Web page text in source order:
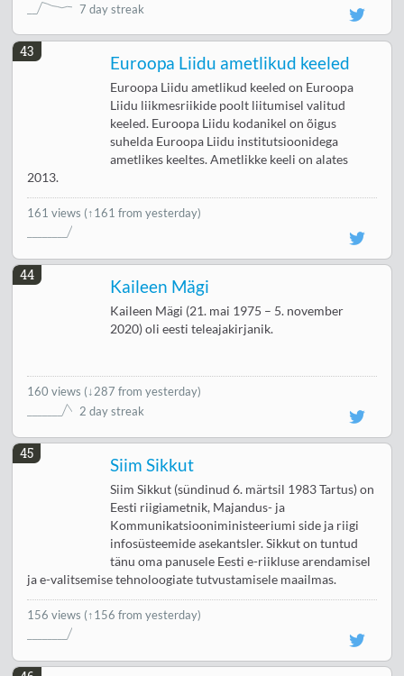
7 day streak
43
Euroopa Liidu ametlikud keeled
Euroopa Liidu ametlikud keeled on Euroopa
Liidu liikmesriikide poolt liitumisel valitud
keeled. Euroopa Liidu kodanikel on õigus
suhelda Euroopa Liidu institutsioonidega
ametlikes keeltes. Ametlikke keeli on alates
2013.
161 views (↑161 from yesterday)
44
Kaileen Mägi
Kaileen Mägi (21. mai 1975 – 5. november
2020) oli eesti teleajakirjanik.
160 views (↓287 from yesterday)
2 day streak
45
Siim Sikkut
Siim Sikkut (sündinud 6. märtsil 1983 Tartus) on
Eesti riigiametnik, Majandus- ja
Kommunikatsiooniministeeriumi side ja riigi
infosüsteemide asekantsler. Sikkut on tuntud
tänu oma panusele Eesti e-riikluse arendamisel
ja e-valitsemise tehnoloogiate tutvustamisele maailmas.
156 views (↑156 from yesterday)